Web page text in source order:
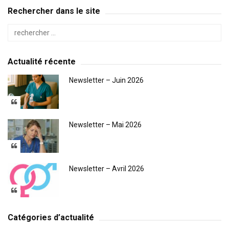
Rechercher dans le site
Actualité récente
Newsletter – Juin 2026
Newsletter – Mai 2026
Newsletter – Avril 2026
Catégories d’actualité